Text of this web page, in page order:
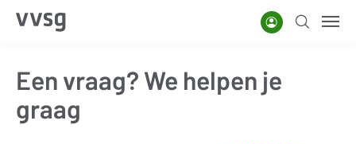
Overslaan
gaan
AccountZoeken
Een vraag? We helpen je
graag